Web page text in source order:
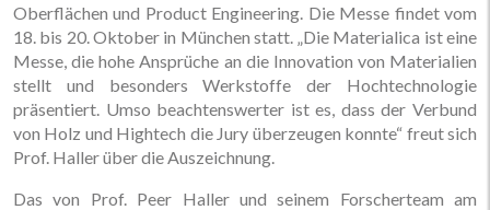
Oberflächen und Product Engineering. Die Messe findet vom
18. bis 20. Oktober in München statt. „Die Materialica ist eine
Messe, die hohe Ansprüche an die Innovation von Materialien
stellt und besonders Werkstoffe der Hochtechnologie
präsentiert. Umso beachtenswerter ist es, dass der Verbund
von Holz und Hightech die Jury überzeugen konnte“ freut sich
Prof. Haller über die Auszeichnung.
Das von Prof. Peer Haller und seinem Forscherteam am